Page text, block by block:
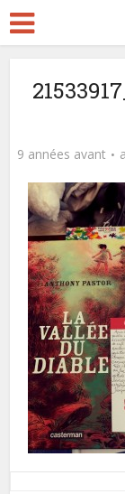
9 années avant